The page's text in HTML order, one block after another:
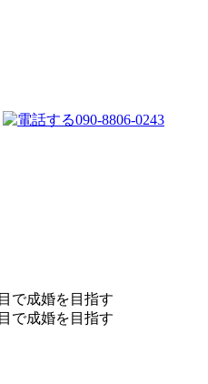
090-8806-0243